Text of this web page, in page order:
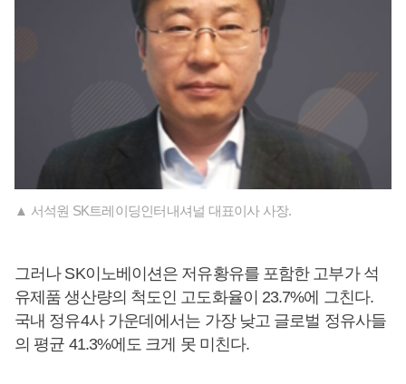
▲ 서석원 SK트레이딩인터내셔널 대표이사 사장.
그러나 SK이노베이션은 저유황유를 포함한 고부가 석
유제품 생산량의 척도인 고도화율이 23.7%에 그친다.
국내 정유4사 가운데에서는 가장 낮고 글로벌 정유사들
의 평균 41.3%에도 크게 못 미친다.